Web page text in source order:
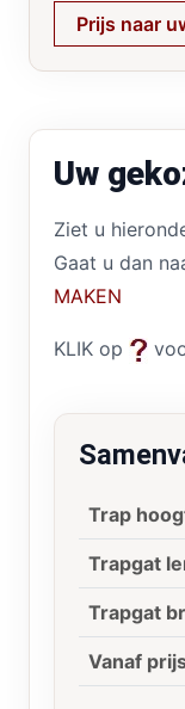
Prijs naar
Uw
Ziet u
Gaat u dan
MAKEN
KLIK op
Trap
Trapgat
Trapgat
Vanaf